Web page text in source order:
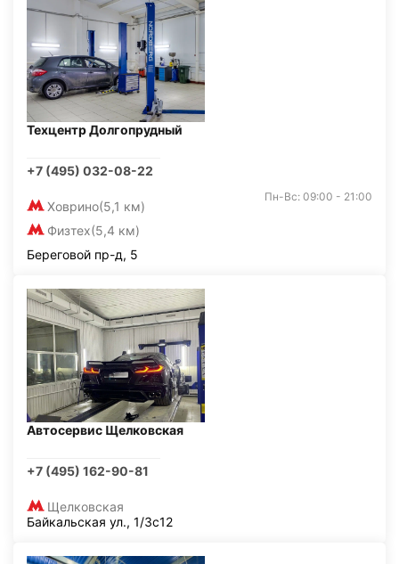
Техцентр Долгопрудный
+7 (495) 032-08-22
Ховрино(5,1 км)
Физтех(5,4 км)
Пн-Вс: 09:00 - 21:00
Береговой пр-д, 5
Автосервис Щелковская
+7 (495) 162-90-81
Щелковская
Байкальская ул., 1/3с12